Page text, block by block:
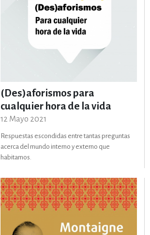
(Des)aforismos para
cualquier hora de la vida
12 Mayo 2021
Respuestas escondidas entre tantas preguntas
acerca del mundo interno y externo que
habitamos.